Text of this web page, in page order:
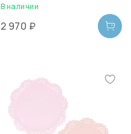
В наличии
2 970 ₽